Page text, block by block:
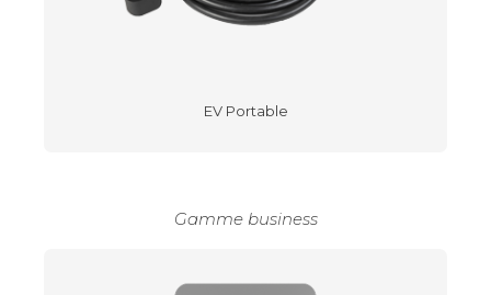
EV Portable
Gamme business